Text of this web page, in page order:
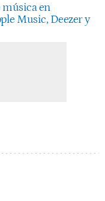
música en
Music, Deezer y